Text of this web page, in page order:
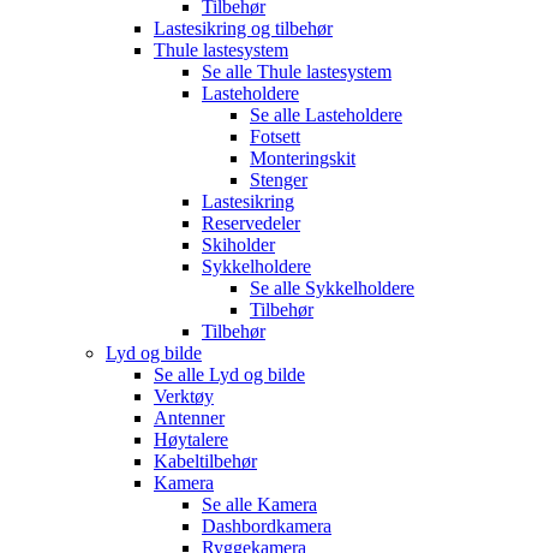
Tilbehør
Lastesikring og tilbehør
Thule lastesystem
Se alle Thule lastesystem
Lasteholdere
Se alle Lasteholdere
Fotsett
Monteringskit
Stenger
Lastesikring
Reservedeler
Skiholder
Sykkelholdere
Se alle Sykkelholdere
Tilbehør
Tilbehør
Lyd og bilde
Se alle Lyd og bilde
Verktøy
Antenner
Høytalere
Kabeltilbehør
Kamera
Se alle Kamera
Dashbordkamera
Ryggekamera